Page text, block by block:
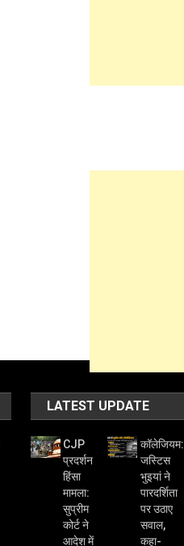
LATEST UPDATE
CJP
प्रदर्शन
हिंसा
मामला:
सुप्रीम
कोर्ट ने
आदेश में
कॉलेजियम:
जस्टिस
भुइयां ने
पारदर्शिता
पर उठाए
सवाल,
कहा-